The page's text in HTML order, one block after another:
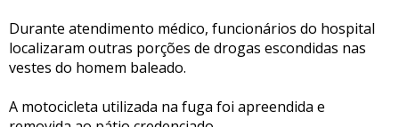
Durante atendimento médico, funcionários do hospital
localizaram outras porções de drogas escondidas nas
vestes do homem baleado.
A motocicleta utilizada na fuga foi apreendida e